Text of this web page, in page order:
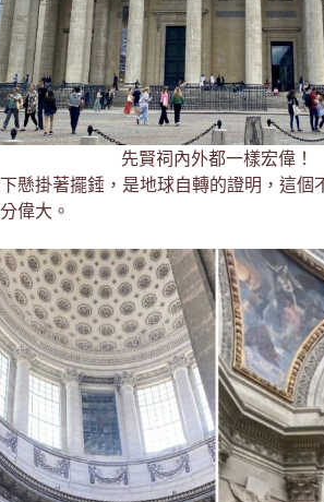
先賢祠內外都一樣宏偉！
懸掛著擺錘，是地球自轉的證明，這
偉大。